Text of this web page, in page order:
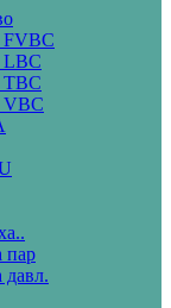
LBC
VBC
пар